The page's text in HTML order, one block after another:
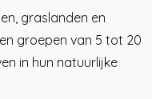
graslanden en
groepen van 5 tot 20
in hun natuurlijke